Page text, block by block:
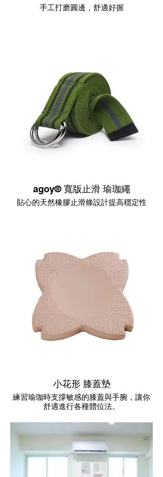
手工打磨圓邊，舒適好握
agoy® 寬版止滑 瑜珈繩
貼心的天然橡膠止滑條設計提高穩定性
小花形 膝蓋墊
練習瑜珈時支撐敏感的膝蓋與手腕，讓你
舒適進行各種體位法。